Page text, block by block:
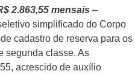
2.863,55 mensais –
simplificado do Corpo
cadastro de reserva para os
segunda classe. As
acrescido de auxílio